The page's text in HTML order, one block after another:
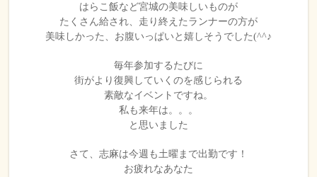
はらこ飯など宮城の美味しいものが
たくさん給され、走り終えたランナーの方が
美味しかった、お腹いっぱいと嬉しそうでした(^^♪
毎年参加するたびに
街がより復興していくのを感じられる
素敵なイベントですね。
私も来年は。。。
と思いました
さて、志麻は今週も土曜まで出勤です！
お疲れなあなた